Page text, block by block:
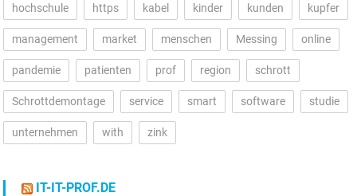
hochschule https kabel kinder kunden kupfer
management market menschen Messing online
pandemie patienten prof region schrott
Schrottdemontage service smart software studie
unternehmen with zink
IT-IT-PROF.DE